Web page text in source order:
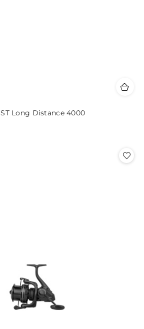
Long Distance 4000